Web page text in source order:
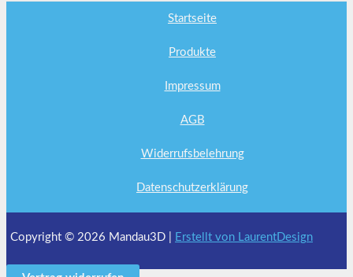
Startseite
Produkte
Impressum
AGB
Widerrufsbelehrung
Datenschutzerklärung
Copyright © 2026 Mandau3D | Erstellt von LaurentDesign